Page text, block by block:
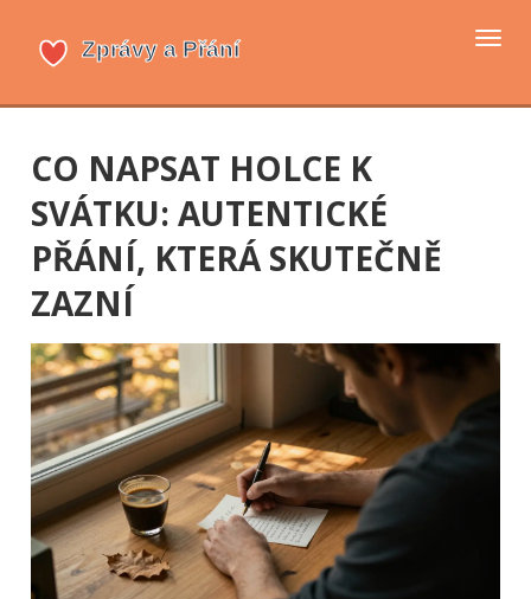
CO NAPSAT HOLCE K
SVÁTKU: AUTENTICKÉ
PŘÁNÍ, KTERÁ SKUTEČNĚ
ZAZNÍ